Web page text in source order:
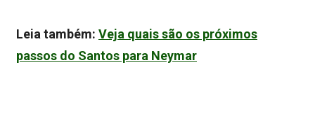
Leia também: Veja quais são os próximos
passos do Santos para Neymar